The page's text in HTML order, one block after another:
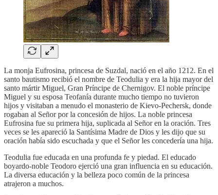
La monja Eufrosina, princesa de Suzdal, nació en el año 1212. En el
santo bautismo recibió el nombre de Teodulia y era la hija mayor del
santo mártir Miguel, Gran Príncipe de Chernigov. El noble príncipe
Miguel y su esposa Teofanía durante mucho tiempo no tuvieron
hijos y visitaban a menudo el monasterio de Kievo-Pechersk, donde
rogaban al Señor por la concesión de hijos. La noble princesa
Eufrosina fue su primera hija, suplicada al Señor en la oración. Tres
veces se les apareció la Santísima Madre de Dios y les dijo que su
oración había sido escuchada y que el Señor les concedería una hija.
Teodulia fue educada en una profunda fe y piedad. El educado
boyardo-noble Teodoro ejerció una gran influencia en su educación.
La diversa educación y la belleza poco común de la princesa
atrajeron a muchos.